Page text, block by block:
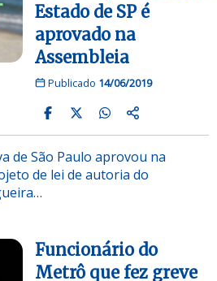
Estado de SP é
aprovado na
Assembleia
Publicado 14/06/2019
de São Paulo aprovou na
de lei de autoria do
Funcionário do
Metrô que fez greve